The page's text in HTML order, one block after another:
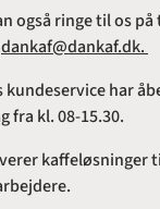
også ringe til os på
dankaf@dankaf.dk.
kundeservice har
fra kl. 08-15.30.
kaffeløsninger